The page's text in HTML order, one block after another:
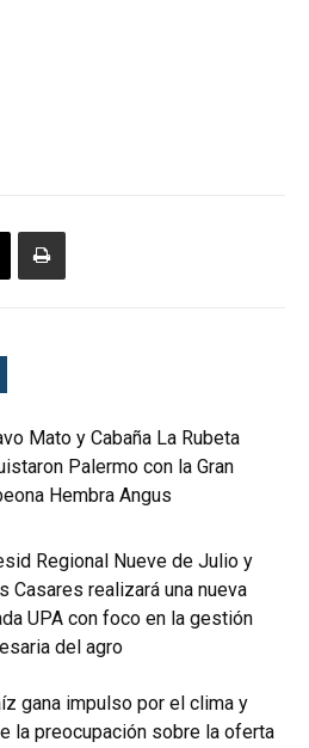
Mato y Cabaña La Rubeta
Palermo con la Gran
Hembra Angus
Regional Nueve de Julio y
Casares realizará una nueva
UPA con foco en la gestión
del agro
gana impulso por el clima y
la preocupación sobre la oferta